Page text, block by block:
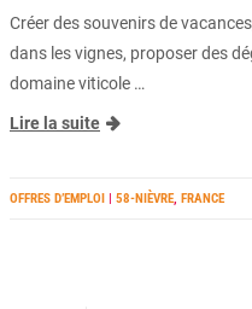
Créer des souvenirs de
dans les vignes, proposer des
domaine viticole …
Lire la suite
OFFRES D’EMPLOI | 58-NIÈVRE, FRANCE